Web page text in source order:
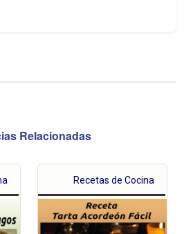
Relacionadas
Recetas de Cocina